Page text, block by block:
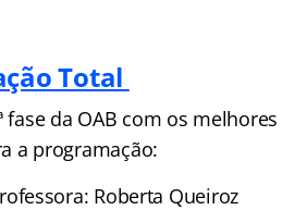
Total
fase da OAB com os melhores
a programação:
Roberta Queiroz